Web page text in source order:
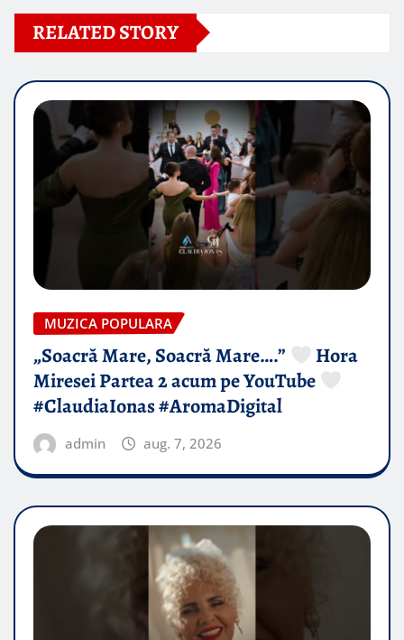
RELATED STORY
MUZICA POPULARA
„Soacră Mare, Soacră Mare….”
Hora
Miresei Partea 2 acum pe YouTube
#ClaudiaIonas #AromaDigital
admin aug. 7, 2026